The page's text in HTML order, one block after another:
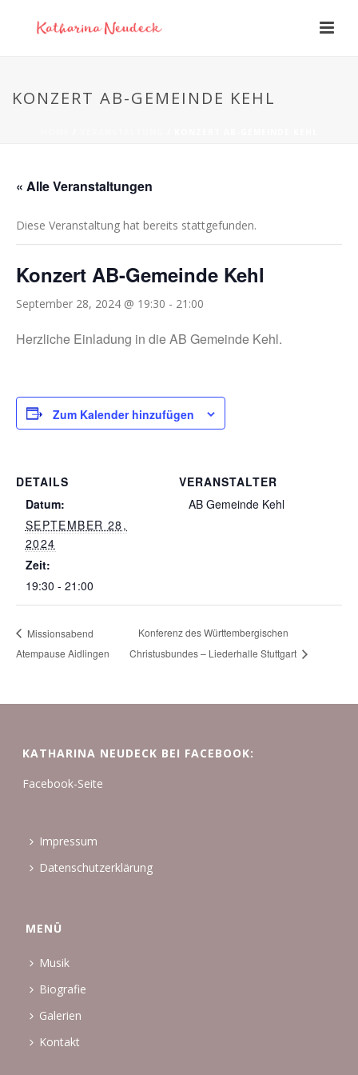
KONZERT AB-GEMEINDE KEHL
« Alle Veranstaltungen
Diese Veranstaltung hat bereits stattgefunden.
Konzert AB-Gemeinde Kehl
September 28, 2024 @ 19:30 - 21:00
Herzliche Einladung in die AB Gemeinde Kehl.
Zum Kalender hinzufügen
DETAILS
Datum:
SEPTEMBER 28,
2024
Zeit:
19:30 - 21:00
VERANSTALTER
AB Gemeinde Kehl
Missionsabend
Atempause Aidlingen
Konferenz des Württembergischen
Christusbundes – Liederhalle Stuttgart
KATHARINA NEUDECK BEI FACEBOOK:
Facebook-Seite
Impressum
Datenschutzerklärung
MENÜ
Musik
Biografie
Galerien
Kontakt